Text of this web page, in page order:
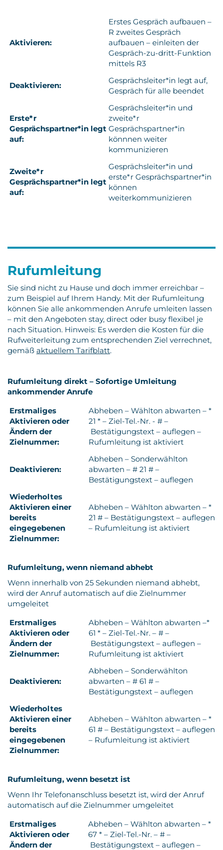
Aktivieren:
Erstes Gespräch aufbauen –
R zweites Gespräch
aufbauen – einleiten der
Gespräch-zu-dritt-Funktion
mittels R3
Deaktivieren:
Gesprächsleiter*in legt auf,
Gespräch für alle beendet
Erste*r
Gesprächspartner*in legt
auf:
Gesprächsleiter*in und
zweite*r
Gesprächspartner*in
könnnen weiter
kommunizieren
Zweite*r
Gesprächspartner*in legt
auf:
Gesprächsleiter*in und
erste*r Gesprächspartner*in
können
weiterkommunizieren
Rufumleitung
Sie sind nicht zu Hause und doch immer erreichbar –
zum Beispiel auf Ihrem Handy. Mit der Rufumleitung
können Sie alle ankommenden Anrufe umleiten lassen
– mit den Angeboten stay, direct oder busy flexibel je
nach Situation. Hinweis: Es werden die Kosten für die
Rufweiterleitung zum entsprechenden Ziel verrechnet,
gemäß aktuellem Tarifblatt.
Rufumleitung direkt – Sofortige Umleitung
ankommender Anrufe
Erstmaliges
Aktivieren oder
Ändern der
Zielnummer:
Abheben – Wählton abwarten – *
21 * – Ziel-Tel.-Nr. - # –
Bestätigungstext – auflegen –
Rufumleitung ist aktiviert
Deaktivieren:
Abheben – Sonderwählton
abwarten – # 21 # –
Bestätigungstext – auflegen
Wiederholtes
Aktivieren einer
bereits
eingegebenen
Zielnummer:
Abheben – Wählton abwarten – *
21 # – Bestätigungstext – auflegen
– Rufumleitung ist aktiviert
Rufumleitung, wenn niemand abhebt
Wenn innerhalb von 25 Sekunden niemand abhebt,
wird der Anruf automatisch auf die Zielnummer
umgeleitet
Erstmaliges
Aktivieren oder
Ändern der
Zielnummer:
Abheben – Wählton abwarten –*
61 * – Ziel-Tel.-Nr. – # –
Bestätigungstext – auflegen –
Rufumleitung ist aktiviert
Deaktivieren:
Abheben – Sonderwählton
abwarten – # 61 # –
Bestätigungstext – auflegen
Wiederholtes
Aktivieren einer
bereits
eingegebenen
Zielnummer:
Abheben – Wählton abwarten – *
61 # – Bestätigungstext – auflegen
– Rufumleitung ist aktiviert
Rufumleitung, wenn besetzt ist
Wenn Ihr Telefonanschluss besetzt ist, wird der Anruf
automatisch auf die Zielnummer umgeleitet
Erstmaliges
Aktivieren oder
Ändern der
Abheben – Wählton abwarten – *
67 * – Ziel-Tel.-Nr. – # –
Bestätigungstext – auflegen –